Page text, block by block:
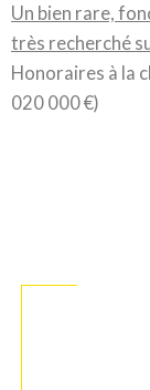
Un bien rare,
très recherché
Honoraires à la
020 000 €)